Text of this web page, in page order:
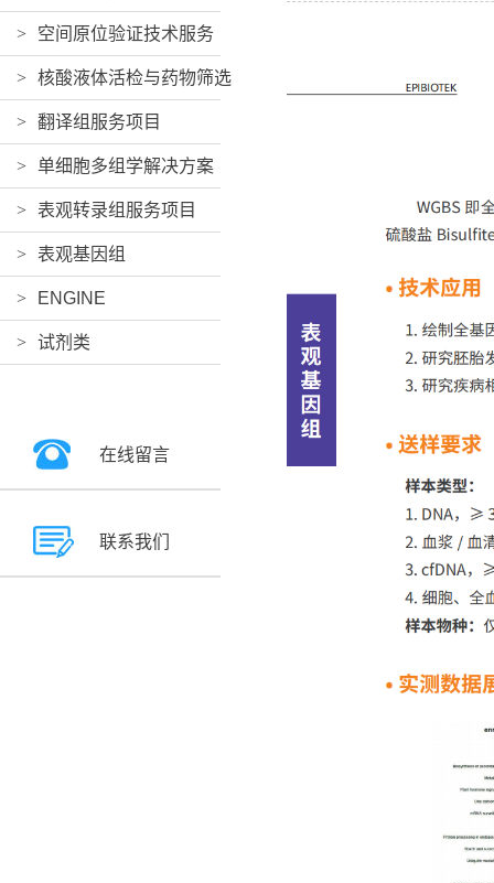
> 空间原位验证技术服务
> 核酸液体活检与药物筛选
> 翻译组服务项目
> 单细胞多组学解决方案
> 表观转录组服务项目
> 表观基因组
> ENGINE
> 试剂类
在线留言
联系我们